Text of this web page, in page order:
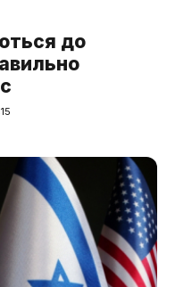
до